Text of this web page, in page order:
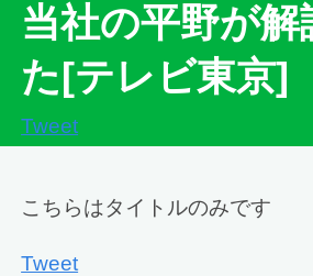
当社の平野が解
た[テレビ東京]
Tweet
こちらはタイトルのみです
Tweet